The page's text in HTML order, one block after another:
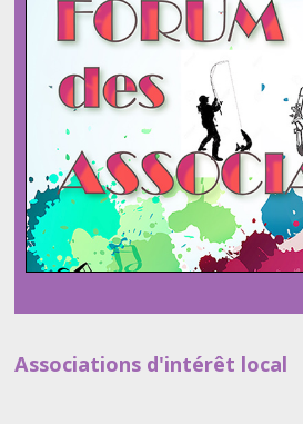
Associations d'intérêt local